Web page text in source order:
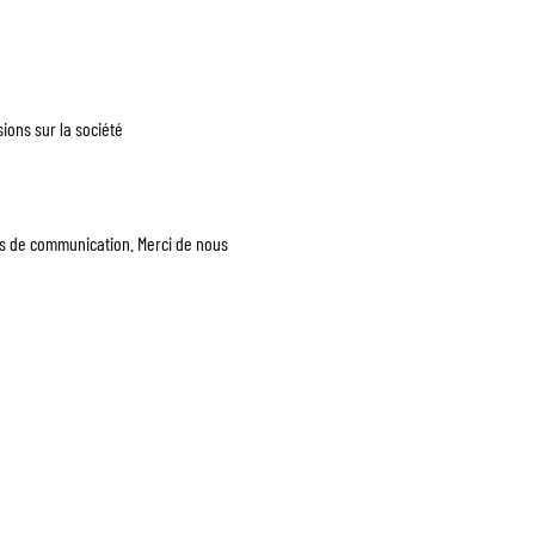
sur la société
communication. Merci de nous